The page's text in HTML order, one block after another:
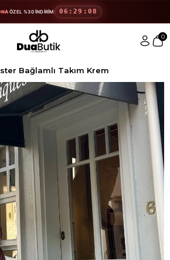
ÖZEL %30 İNDİRİM 06:29:08
0
Bağlamlı Takım Krem